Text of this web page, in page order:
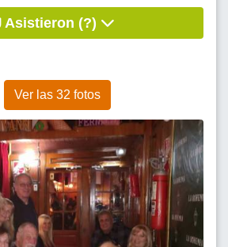
Asistieron (?)
Ver las 32 fotos